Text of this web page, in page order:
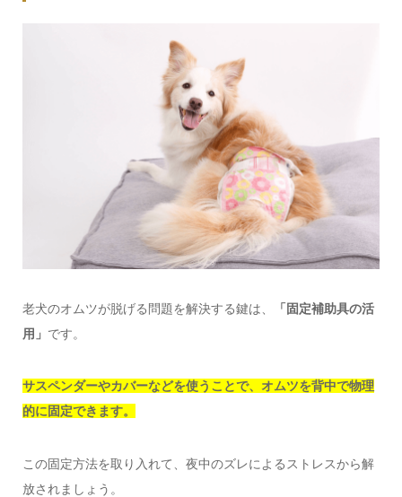
老犬のオムツが脱げる問題を解決する鍵は、
「固定補助具の活
用」 です。
サスペンダーやカバーなどを使うことで、オムツを背中で物理
的に固定できます。
この固定方法を取り入れて、夜中のズレによるストレスから解
放されましょう。